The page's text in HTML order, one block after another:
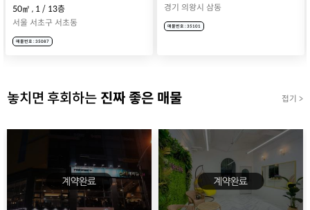
경기 의왕시 삼동
매물번호 : 35101
50㎡ , 1층
경남 양산시 명동
접기 >
놓치면 후회하는 진짜 좋은 매물